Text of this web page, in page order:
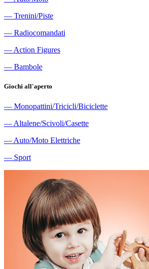
― Trenini/Piste
― Radiocomandati
― Action Figures
― Bambole
Giochi all'aperto
― Monopattini/Tricicli/Biciclette
― Altalene/Scivoli/Casette
― Auto/Moto Elettriche
― Sport